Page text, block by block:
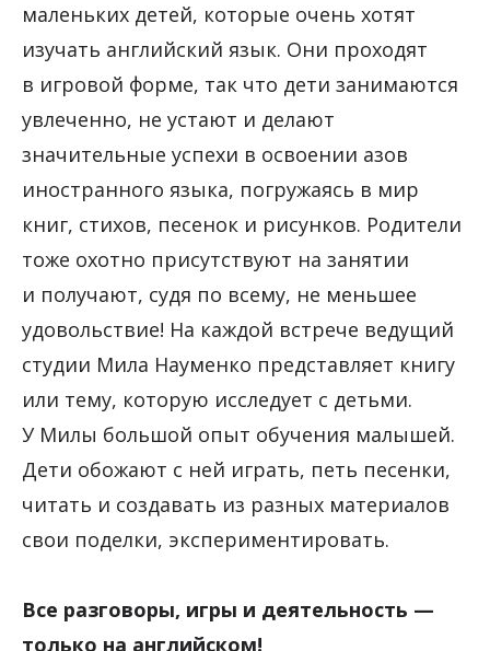
маленьких детей, которые очень хотят
изучать английский язык. Они проходят
в игровой форме, так что дети занимаются
увлеченно, не устают и делают
значительные успехи в освоении азов
иностранного языка, погружаясь в мир
книг, стихов, песенок и рисунков. Родители
тоже охотно присутствуют на занятии
и получают, судя по всему, не меньшее
удовольствие! На каждой встрече ведущий
студии Мила Науменко представляет книгу
или тему, которую исследует с детьми.
У Милы большой опыт обучения малышей.
Дети обожают с ней играть, петь песенки,
читать и создавать из разных материалов
свои поделки, экспериментировать.
Все разговоры, игры и деятельность —
только на английском!